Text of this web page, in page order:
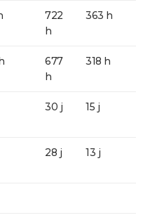
722
h
363 h
677
h
318 h
30 j 15 j
28 j 13 j